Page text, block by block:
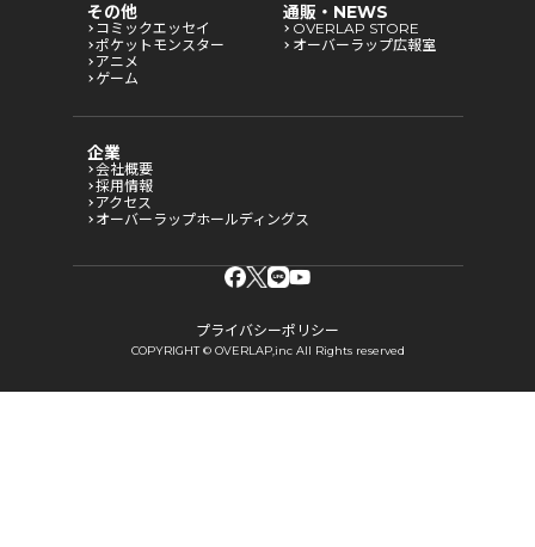
その他
コミックエッセイ
ポケットモンスター
アニメ
ゲーム
通販・NEWS
OVERLAP STORE
オーバーラップ広報室
企業
会社概要
採用情報
アクセス
オーバーラップホールディングス
プライバシーポリシー
COPYRIGHT © OVERLAP,inc All Rights reserved